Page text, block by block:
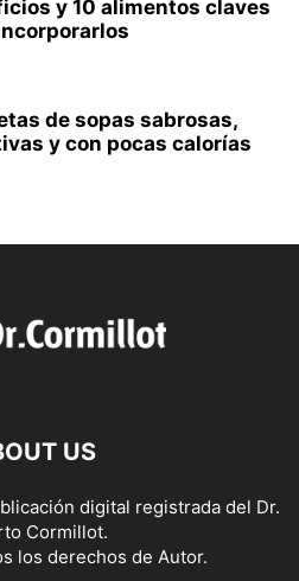
y 10 alimentos claves
de sopas sabrosas,
y con pocas calorías
US
digital registrada del Dr.
Cormillot.
los derechos de Autor.